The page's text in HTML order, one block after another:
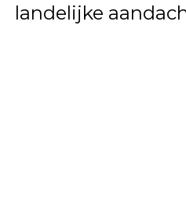
landelijke